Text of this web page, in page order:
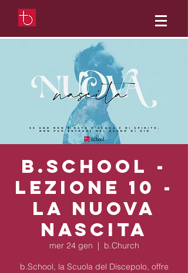
b.School -
Lezione 10 -
La nuova
nascita
mer 24 gen
  |
b.Church
b.School, la Scuola del Discepolo, offre